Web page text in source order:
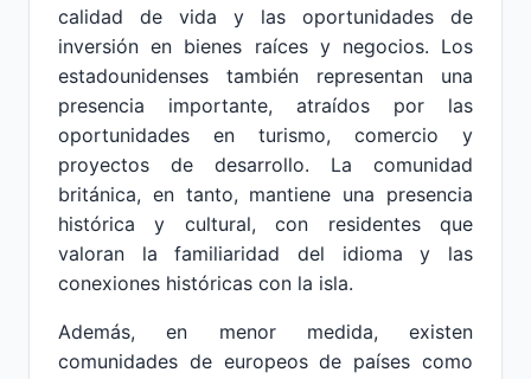
calidad de vida y las oportunidades de
inversión en bienes raíces y negocios. Los
estadounidenses también representan una
presencia importante, atraídos por las
oportunidades en turismo, comercio y
proyectos de desarrollo. La comunidad
británica, en tanto, mantiene una presencia
histórica y cultural, con residentes que
valoran la familiaridad del idioma y las
conexiones históricas con la isla.
Además, en menor medida, existen
comunidades de europeos de países como